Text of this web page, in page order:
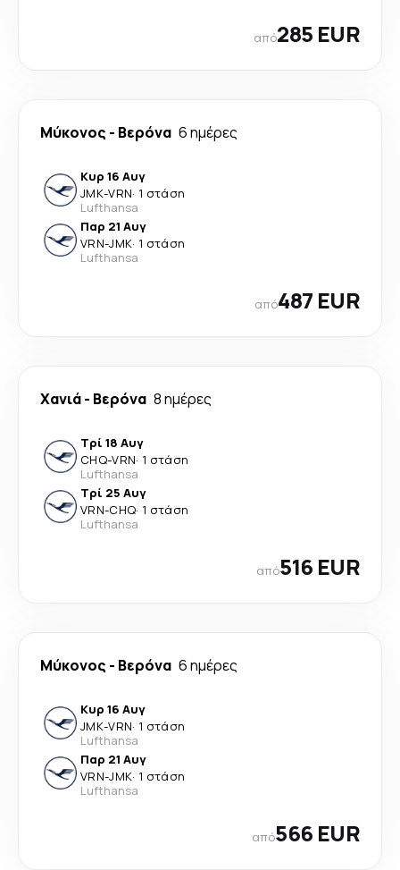
από285 EUR
Μύκονος - Βερόνα 6 ημέρες
Κυρ 16 Αυγ
JMK-VRN· 1 στάση
Lufthansa
Παρ 21 Αυγ
VRN-JMK· 1 στάση
Lufthansa
από487 EUR
Χανιά- Βερόνα 8 ημέρες
Τρί 18 Αυγ
CHQ-VRN· 1 στάση
Lufthansa
Τρί 25 Αυγ
VRN-CHQ· 1 στάση
Lufthansa
από516 EUR
Μύκονος - Βερόνα 6 ημέρες
Κυρ 16 Αυγ
JMK-VRN· 1 στάση
Lufthansa
Παρ 21 Αυγ
VRN-JMK· 1 στάση
Lufthansa
από566 EUR